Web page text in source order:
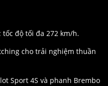
tốc độ tối đa 272 km/h.
cho trải nghiệm thuần
Sport 4S và phanh Brembo